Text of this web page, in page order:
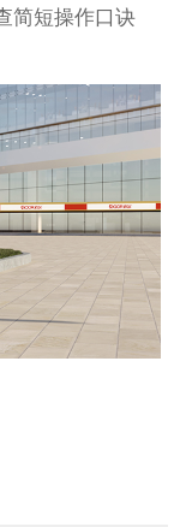
简短操作口诀